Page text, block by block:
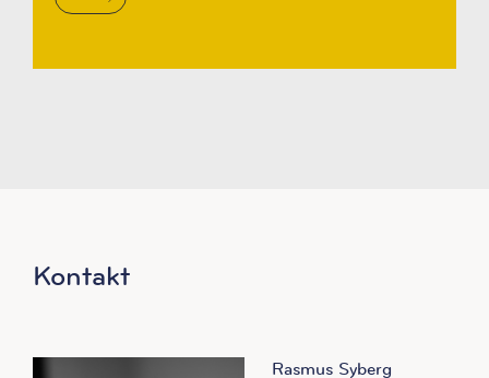
Kontakt
Rasmus Syberg